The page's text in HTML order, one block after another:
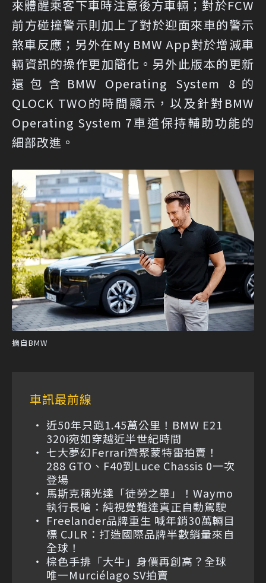
來體醒乘客下車時注意後方車輛；對於FCW
前方碰撞警示則加上了對於迎面來車的警示
煞車反應；另外在My BMW App對於增減車
輛資訊的操作更加簡化。另外此版本的更新
還包含BMW Operating System 8的
QLOCK TWO的時間顯示，以及針對BMW
Operating System 7車道保持輔助功能的
細部改進。
摘自BMW
車訊最前線
近50年只跑1.45萬公里！BMW E21
320i宛如穿越近半世紀時間
七大夢幻Ferrari齊聚蒙特雷拍賣！
288 GTO、F40到Luce Chassis 0一次
登場
馬斯克稱光達「徒勞之舉」！Waymo
執行長嗆：純視覺難達真正自動駕駛
Freelander品牌重生 喊年銷30萬輛目
標 CJLR：打造國際品牌半數銷量來自
全球！
棕色手排「大牛」身價再創高？全球
唯一Murciélago SV拍賣